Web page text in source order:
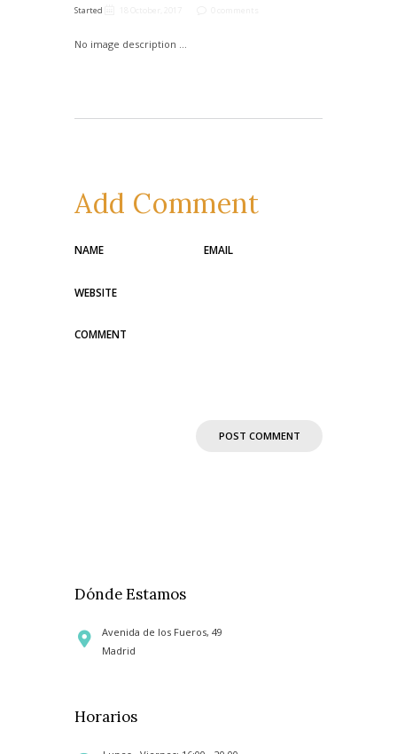
Started
No image description ...
Add Comment
Dónde Estamos
Avenida de los Fueros, 49
Madrid
Horarios